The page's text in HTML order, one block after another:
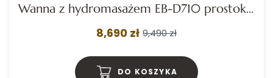
Wanna z hydromasażem EB-D710 prostokątna 170cmx80cmx60cm z podgrzewaczem+pilot
8,690 zł 9,490 zł
DO KOSZYKA